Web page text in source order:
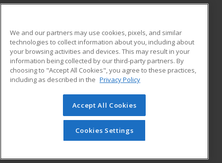
ADDITIONAL RESOURCES
Military
Financial Assistance
Help
Student Blog
© 2026 ed2go, a division of Cengage Learning. All rights
reserved. The material on this site cannot be reproduced or
redistributed unless you have obtained prior written
permission from Cengage Learning.Privacy Policy
We and our partners may use cookies, pixels, and similar
technologies to collect information about you, including about
your browsing activities and devices. This may result in your
information being collected by our third-party partners. By
choosing to "Accept All Cookies", you agree to these practices,
including as described in the Privacy Policy
Accept All Cookies
Cookies Settings